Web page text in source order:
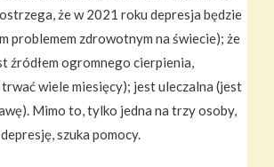
że w 2021 roku depresja będzie
problemem zdrowotnym na świecie); że
źródłem ogromnego cierpienia,
wiele miesięcy); jest uleczalna (jest
Mimo to, tylko jedna na trzy osoby,
szuka pomocy.